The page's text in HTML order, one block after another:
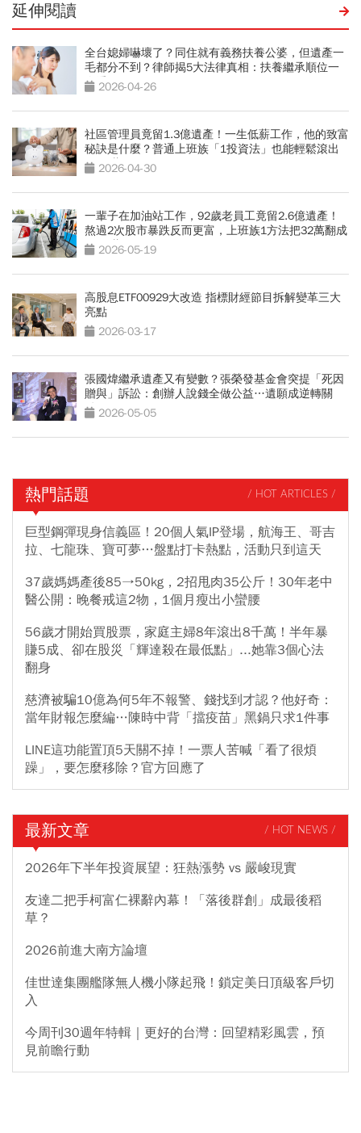
延伸閱讀
全台媳婦嚇壞了？同住就有義務扶養公婆，但遺產一
毛都分不到？律師揭5大法律真相：扶養繼承順位一
次看2026-04-26
社區管理員竟留1.3億遺產！一生低薪工作，他的致富
秘訣是什麼？普通上班族「1投資法」也能輕鬆滾出
4800萬
2026-04-30
一輩子在加油站工作，92歲老員工竟留2.6億遺產！
熬過2次股市暴跌反而更富，上班族1方法把32萬翻成
3800萬
2026-05-19
高股息ETF00929大改造 指標財經節目拆解變革三大
亮點
2026-03-17
張國煒繼承遺產又有變數？張榮發基金會突提「死因
贈與」訴訟：創辦人說錢全做公益…遺願成逆轉關
鍵？2026-05-05
熱門話題 / HOT ARTICLES /
巨型鋼彈現身信義區！20個人氣IP登場，航海王、哥吉
拉、七龍珠、寶可夢…盤點打卡熱點，活動只到這天
37歲媽媽產後85→50kg，2招甩肉35公斤！30年老中
醫公開：晚餐戒這2物，1個月瘦出小蠻腰
56歲才開始買股票，家庭主婦8年滾出8千萬！半年暴
賺5成、卻在股災「輝達殺在最低點」...她靠3個心法
翻身
慈濟被騙10億為何5年不報警、錢找到才認？他好奇：
當年財報怎麼編…陳時中背「擋疫苗」黑鍋只求1件事
LINE這功能置頂5天關不掉！一票人苦喊「看了很煩
躁」，要怎麼移除？官方回應了
最新文章 / HOT NEWS /
2026年下半年投資展望：狂熱漲勢 vs 嚴峻現實
友達二把手柯富仁裸辭內幕！「落後群創」成最後稻
草？
2026前進大南方論壇
佳世達集團艦隊無人機小隊起飛！鎖定美日頂級客戶切
入
今周刊30週年特輯｜更好的台灣：回望精彩風雲，預
見前瞻行動